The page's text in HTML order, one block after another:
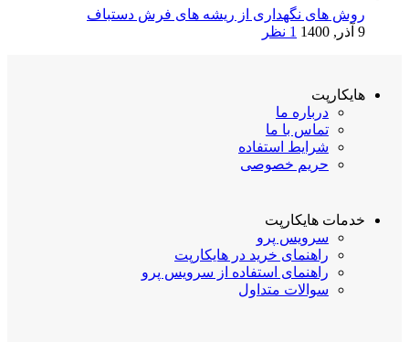
روش های نگهداری از ریشه های فرش دستباف
9 آذر, 1400
1 نظر
هایکارپت
درباره ما
تماس با ما
شرایط استفاده
حریم خصوصی
خدمات هایکارپت
سرویس پرو
راهنمای خرید در هایکارپت
راهنمای استفاده از سرویس پرو
سوالات متداول